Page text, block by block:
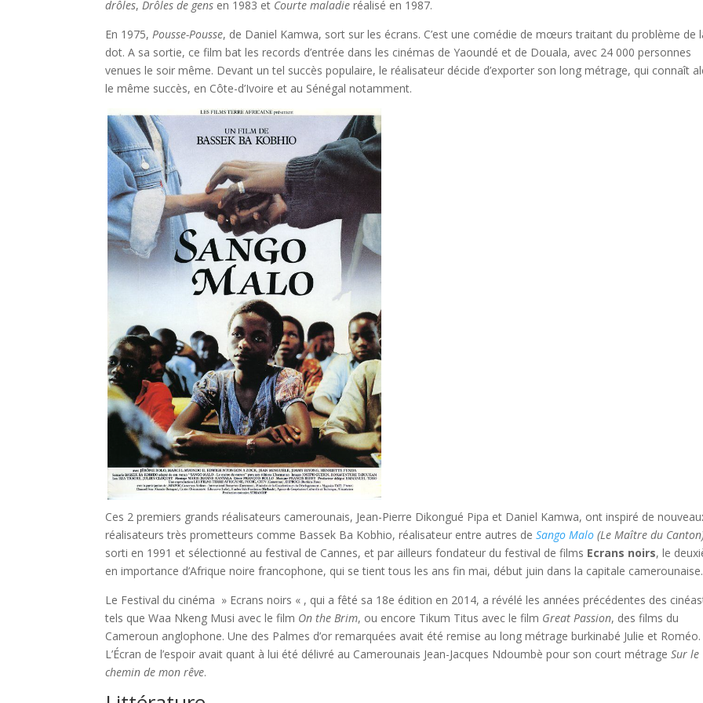
drôles,Drôles de gens en 1983 et Courte maladie réalisé en 1987.
En 1975,Pousse-Pousse, de Daniel Kamwa, sort sur les écrans. C’est une comédie de mœurs traitant du problème de
dot. A sa sortie, ce film bat les records d’entrée dans les cinémas de Yaoundé et de Douala, avec 24 000 personnes
venues le soir même. Devant un tel succès populaire, le réalisateur décide d’exporter son long métrage, qui connaît
le même succès, en Côte-d’Ivoire et au Sénégal notamment.
Ces 2 premiers grands réalisateurs camerounais, Jean-Pierre Dikongué Pipa et Daniel Kamwa, ont inspiré de
réalisateurs très prometteurs comme Bassek Ba Kobhio, réalisateur entre autres deSango Malo (Le Maître du
sorti en 1991 et sélectionné au festival de Cannes, et par ailleurs fondateur du festival de films Ecrans noirs, le
en importance d’Afrique noire francophone, qui se tient tous les ans fin mai, début juin dans la capitale camerounaise.
Le Festival du cinéma » Ecrans noirs « , qui a fêté sa 18e édition en 2014, a révélé les années précédentes des
tels que Waa Nkeng Musi avec le film On the Brim, ou encore Tikum Titus avec le film Great Passion, des films du
Cameroun anglophone. Une des Palmes d’or remarquées avait été remise au long métrage burkinabé Julie et Roméo.
L’Écran de l’espoir avait quant à lui été délivré au Camerounais Jean-Jacques Ndoumbè pour son court métrageSur le
chemin de mon rêve.